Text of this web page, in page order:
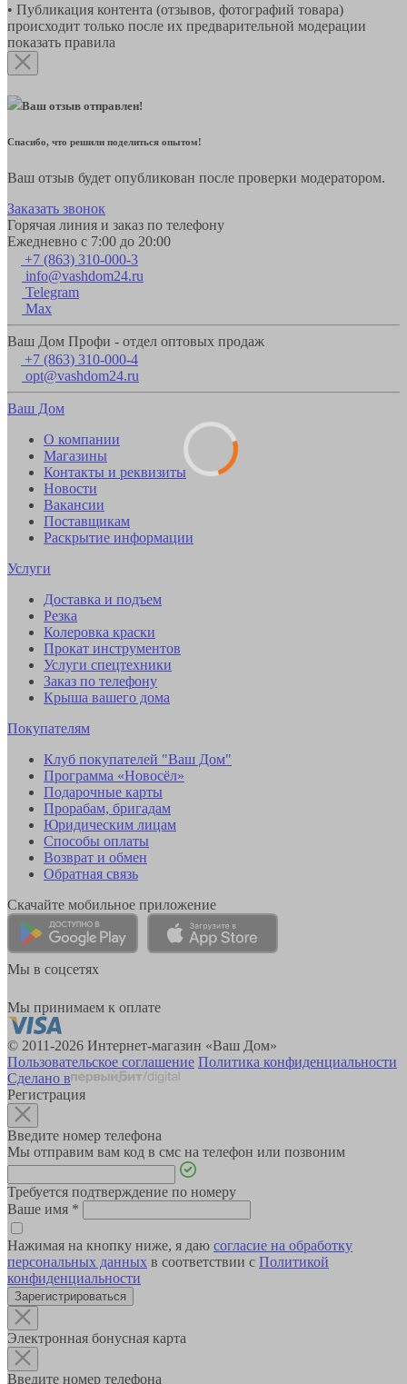
• Публикация контента (отзывов, фотографий товара)
происходит только после их предварительной модерации
показать правила
Ваш отзыв отправлен!
Спасибо, что решили поделиться опытом!
Ваш отзыв будет опубликован после проверки модератором.
Заказать звонок
Горячая линия и заказ по телефону
Ежедневно с 7:00 до 20:00
+7 (863) 310-000-3
info@vashdom24.ru
Telegram
Max
Ваш Дом Профи - отдел оптовых продаж
+7 (863) 310-000-4
opt@vashdom24.ru
Ваш Дом
О компании
Магазины
Контакты и реквизиты
Новости
Вакансии
Поставщикам
Раскрытие информации
Услуги
Доставка и подъем
Резка
Колеровка краски
Прокат инструментов
Услуги спецтехники
Заказ по телефону
Крыша вашего дома
Покупателям
Клуб покупателей "Ваш Дом"
Программа «Новосёл»
Подарочные карты
Прорабам, бригадам
Юридическим лицам
Способы оплаты
Возврат и обмен
Обратная связь
Скачайте мобильное приложение
Мы в соцсетях
Мы принимаем к оплате
© 2011-2026 Интернет-магазин «Ваш Дом»
Пользовательское соглашение Политика конфиденциальности
Сделано в
Регистрация
Введите номер телефона
Мы отправим вам код в смс на телефон или позвоним
Требуется подтверждение по номеру
Ваше имя *
Нажимая на кнопку ниже, я даю согласие на обработку
персональных данных в соответствии с Политикой
конфиденциальности
Зарегистрироваться
Электронная бонусная карта
Введите номер телефона